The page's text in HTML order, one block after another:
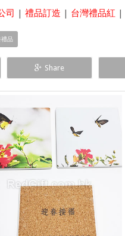
司 | 禮品訂造 | 台灣禮品紅 |
禮品
Share